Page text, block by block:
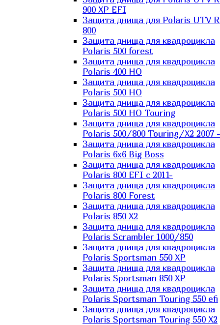
900 XP EFI
Защита днища для Polaris UTV
800
Защита днища для квадроцикла
Polaris 500 forest
Защита днища для квадроцикла
Polaris 400 HO
Защита днища для квадроцикла
Polaris 500 HO
Защита днища для квадроцикла
Polaris 500 HO Touring
Защита днища для квадроцикла
Polaris 500/800 Touring/X2 2007 -
Защита днища для квадроцикла
Polaris 6х6 Big Boss
Защита днища для квадроцикла
Polaris 800 EFI с 2011-
Защита днища для квадроцикла
Polaris 800 Forest
Защита днища для квадроцикла
Polaris 850 X2
Защита днища для квадроцикла
Polaris Scrambler 1000/850
Защита днища для квадроцикла
Polaris Sportsman 550 XP
Защита днища для квадроцикла
Polaris Sportsman 850 XP
Защита днища для квадроцикла
Polaris Sportsman Touring 550 efi
Защита днища для квадроцикла
Polaris Sportsman Touring 550 X2